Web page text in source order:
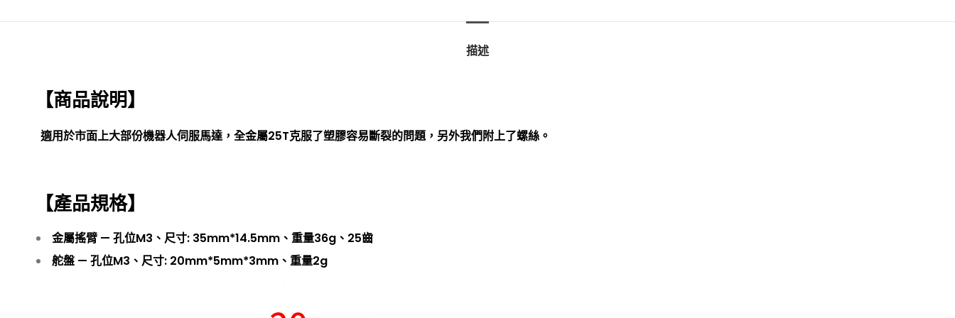
描述
【商品說明】
適用於市面上大部份機器人伺服馬達，全金屬25T克服了塑膠容易斷裂的問題，另外我們附上了螺絲。
【產品規格】
金屬搖臂 — 孔位M3、尺寸: 35mm*14.5mm、重量36g、25齒
舵盤 — 孔位M3、尺寸: 20mm*5mm*3mm、重量2g